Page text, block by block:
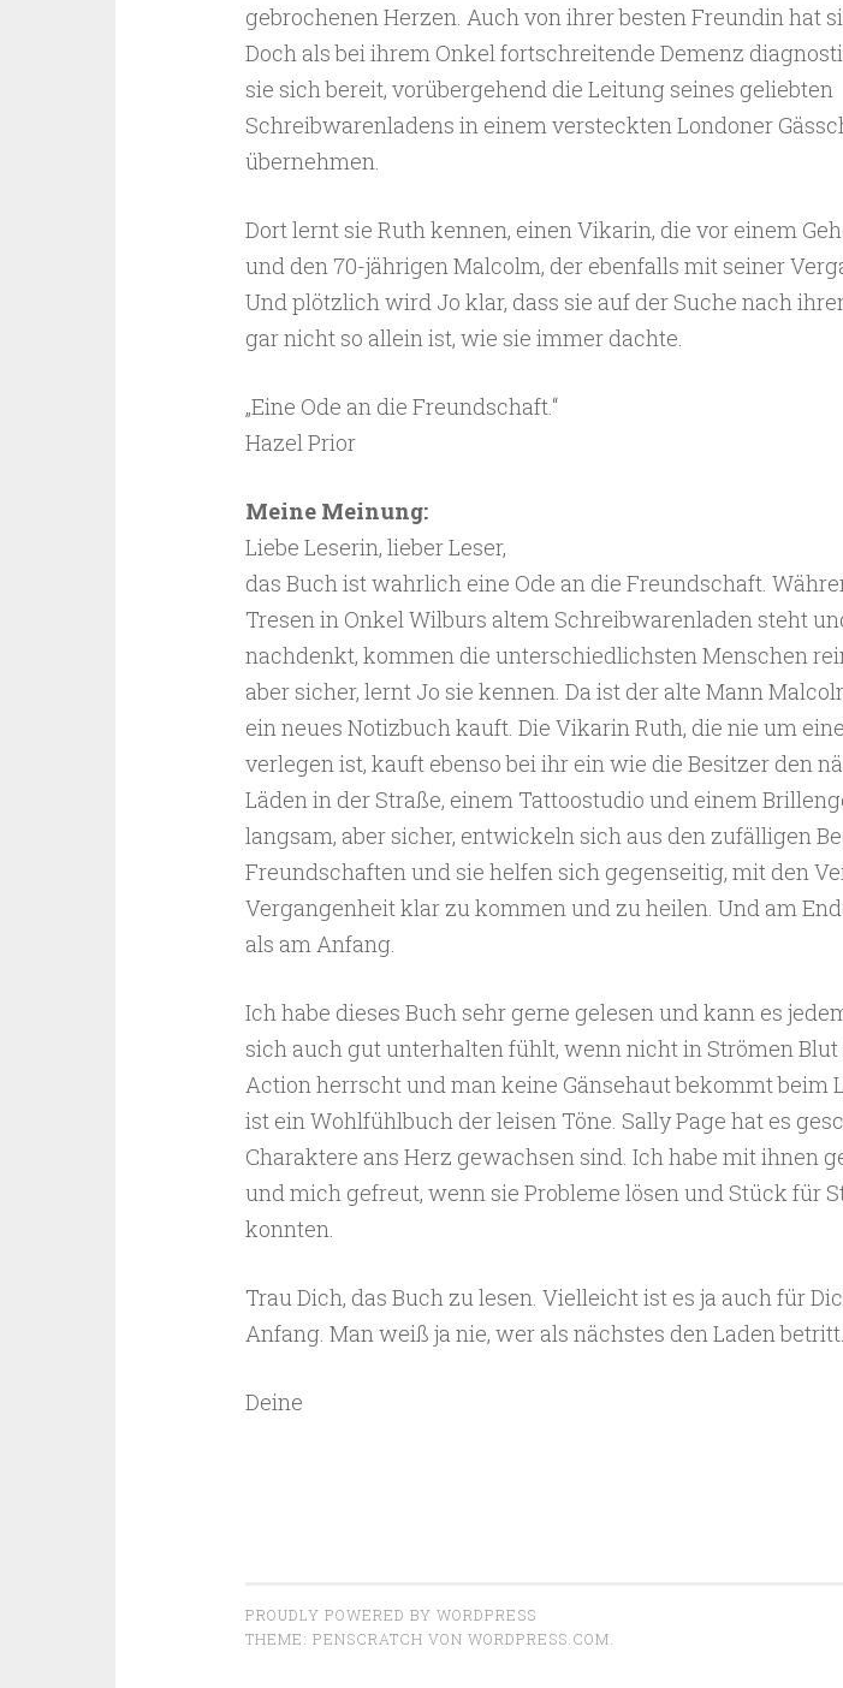
gebrochenen Herzen. Auch von ihrer besten Freundin hat
Doch als bei ihrem Onkel fortschreitende Demenz
sie sich bereit, vorübergehend die Leitung seines geliebten
Schreibwarenladens in einem versteckten Londoner
übernehmen.
Dort lernt sie Ruth kennen, einen Vikarin, die vor einem
und den 70-jährigen Malcolm, der ebenfalls mit seiner
Und plötzlich wird Jo klar, dass sie auf der Suche nach
gar nicht so allein ist, wie sie immer dachte.
„Eine Ode an die Freundschaft.“
Hazel Prior
Meine Meinung:
Liebe Leserin, lieber Leser,
das Buch ist wahrlich eine Ode an die Freundschaft.
Tresen in Onkel Wilburs altem Schreibwarenladen steht
nachdenkt, kommen die unterschiedlichsten Menschen
aber sicher, lernt Jo sie kennen. Da ist der alte Mann
ein neues Notizbuch kauft. Die Vikarin Ruth, die nie um
verlegen ist, kauft ebenso bei ihr ein wie die Besitzer den
Läden in der Straße, einem Tattoostudio und einem
langsam, aber sicher, entwickeln sich aus den zufälligen
Freundschaften und sie helfen sich gegenseitig, mit den
Vergangenheit klar zu kommen und zu heilen. Und am
als am Anfang.
Ich habe dieses Buch sehr gerne gelesen und kann es
sich auch gut unterhalten fühlt, wenn nicht in Strömen
Action herrscht und man keine Gänsehaut bekommt beim
ist ein Wohlfühlbuch der leisen Töne. Sally Page hat es
Charaktere ans Herz gewachsen sind. Ich habe mit ihnen
und mich gefreut, wenn sie Probleme lösen und Stück für
konnten.
Trau Dich, das Buch zu lesen. Vielleicht ist es ja auch für
Anfang. Man weiß ja nie, wer als nächstes den Laden betritt.
Deine
PROUDLY POWERED BY WORDPRESS
THEME: PENSCRATCH VON WORDPRESS.COM